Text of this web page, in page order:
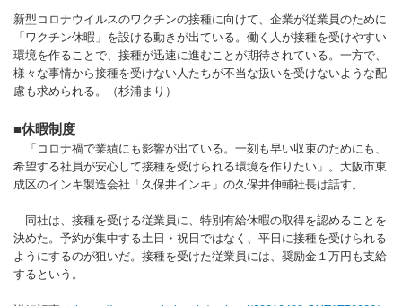
新型コロナウイルスのワクチンの接種に向けて、企業が従業員のために
「ワクチン休暇」を設ける動きが出ている。働く人が接種を受けやすい
環境を作ることで、接種が迅速に進むことが期待されている。一方で、
様々な事情から接種を受けない人たちが不当な扱いを受けないような配
慮も求められる。（杉浦まり）
■休暇制度
「コロナ禍で業績にも影響が出ている。一刻も早い収束のためにも、
希望する社員が安心して接種を受けられる環境を作りたい」。大阪市東
成区のインキ製造会社「久保井インキ」の久保井伸輔社長は話す。
同社は、接種を受ける従業員に、特別有給休暇の取得を認めることを
決めた。予約が集中する土日・祝日ではなく、平日に接種を受けられる
ようにするのが狙いだ。接種を受けた従業員には、奨励金１万円も支給
するという。